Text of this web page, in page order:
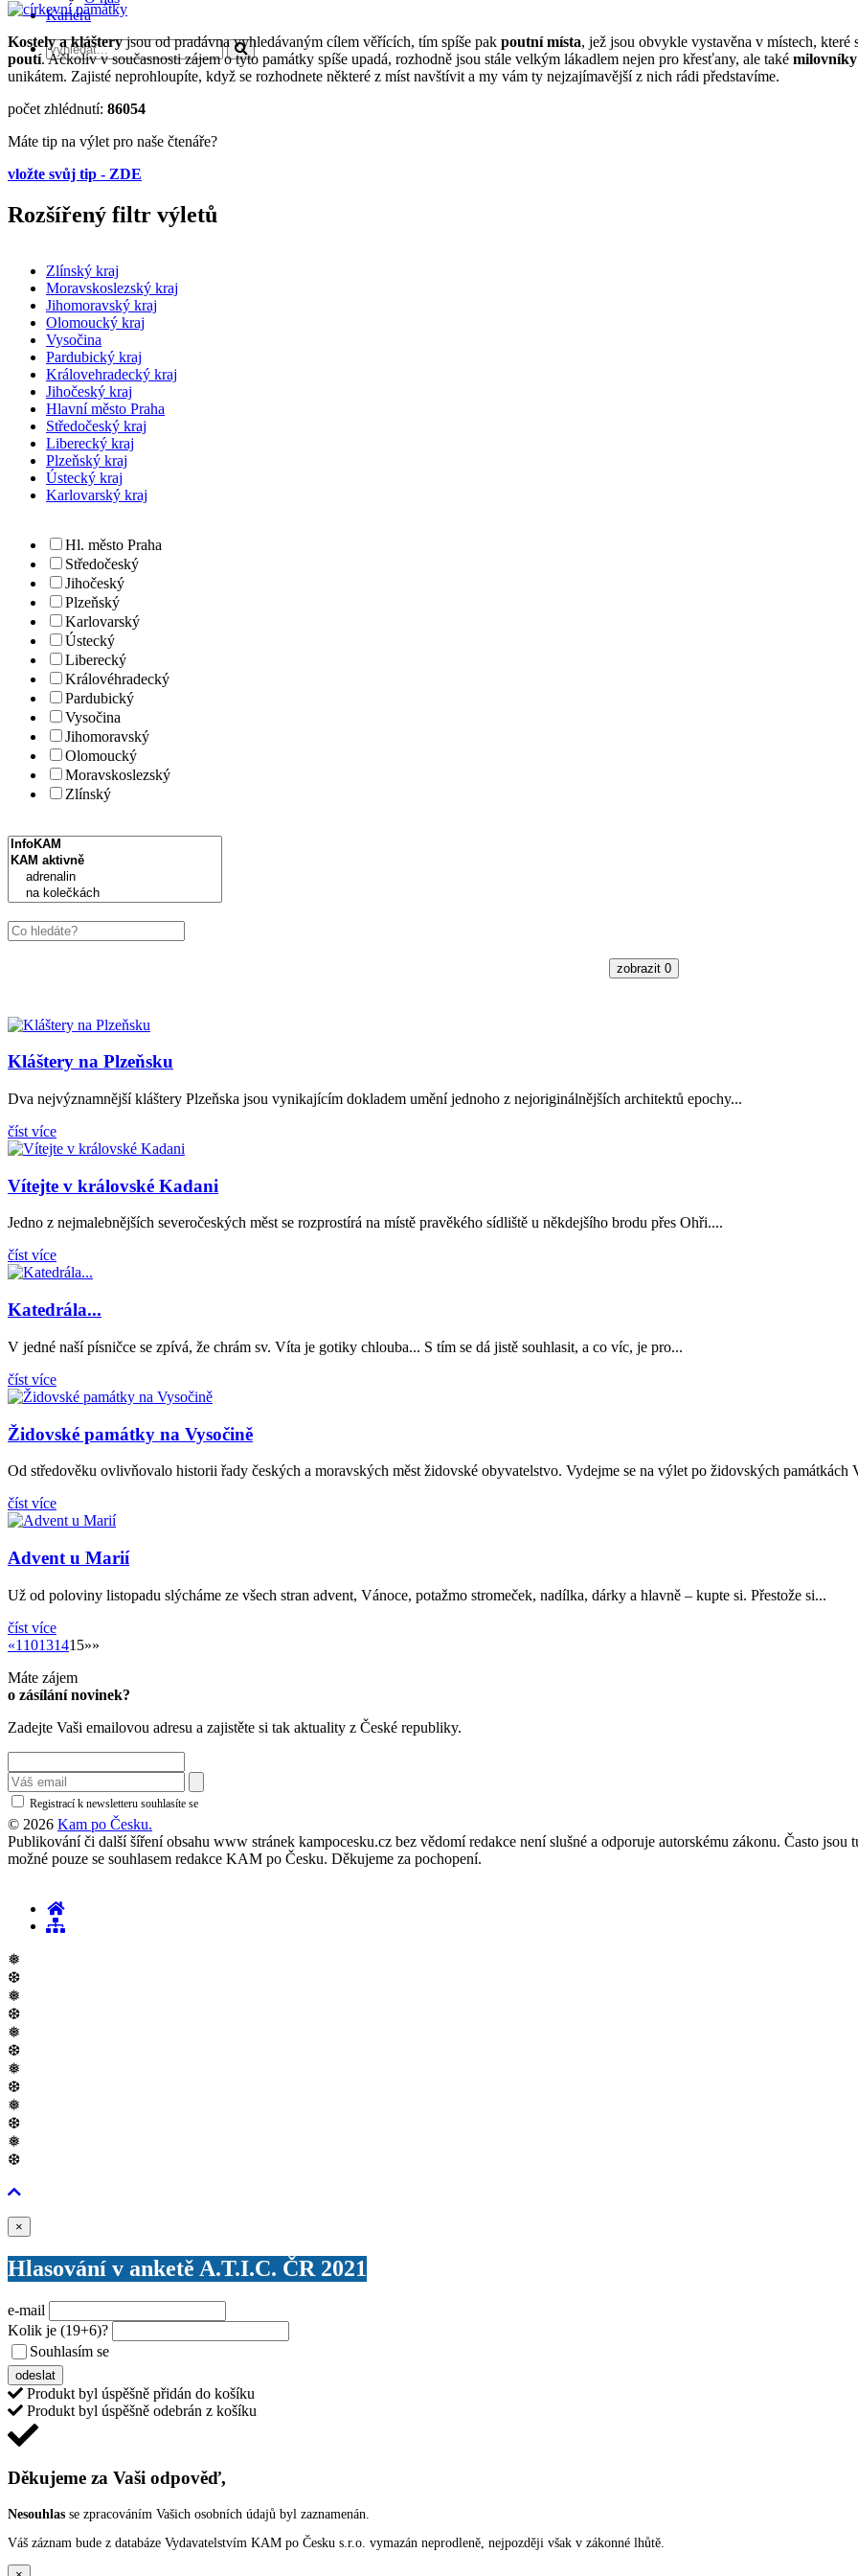
Kariéra
Kostely a klášteryjsou od pradávna vyhledávaným cílem věřících, tím spíše pak poutní místa, jež jsou obvykle vystavěna v místech,
poutí. Ačkoliv v současnosti zájem o tyto památky spíše upadá, rozhodně jsou stále velkým lákadlem nejen pro křesťany, ale také
unikátem. Zajisté neprohloupíte, když se rozhodnete některé z míst navštívit a my vám ty nejzajímavější z nich rádi představíme.
počet zhlédnutí: 86054
Máte tip na výlet pro naše čtenáře?
vložte svůj tip - ZDE
Rozšířený filtr výletů
Zlínský kraj
Moravskoslezský kraj
Jihomoravský kraj
Olomoucký kraj
Vysočina
Pardubický kraj
Královehradecký kraj
Jihočeský kraj
Hlavní město Praha
Středočeský kraj
Liberecký kraj
Plzeňský kraj
Ústecký kraj
Karlovarský kraj
Hl. město Praha
Středočeský
Jihočeský
Plzeňský
Karlovarský
Ústecký
Liberecký
Královéhradecký
Pardubický
Vysočina
Jihomoravský
Olomoucký
Moravskoslezský
Zlínský
zobrazit 0
Kláštery na Plzeňsku
Dva nejvýznamnější kláštery Plzeňska jsou vynikajícím dokladem umění jednoho z nejoriginálnějších architektů epochy...
číst více
Vítejte v královské Kadani
Jedno z nejmalebnějších severočeských měst se rozprostírá na místě pravěkého sídliště u někdejšího brodu přes Ohři....
číst více
Katedrála...
V jedné naší písničce se zpívá, že chrám sv. Víta je gotiky chlouba... S tím se dá jistě souhlasit, a co víc, je pro...
číst více
Židovské památky na Vysočině
Od středověku ovlivňovalo historii řady českých a moravských měst židovské obyvatelstvo. Vydejme se na výlet po židovských památkách
číst více
Advent u Marií
Už od poloviny listopadu slýcháme ze všech stran advent, Vánoce, potažmo stromeček, nadílka, dárky a hlavně – kupte si. Přestože si...
číst více
««1 10131415»»
Máte zájem
o zásílání novinek?
Zadejte Vaši emailovou adresu a zajistěte si tak aktuality z České republiky.
Registrací k newsletteru souhlasíte se
© 2026 Kam po Česku.
Publikování či další šíření obsahu www stránek kampocesku.cz bez vědomí redakce není slušné a odporuje autorskému zákonu. Často
možné pouze se souhlasem redakce KAM po Česku. Děkujeme za pochopení.
❅
❆
❅
❆
❅
❆
❅
❆
❅
❆
❅
❆
×
Hlasování v anketě A.T.I.C. ČR 2021
e-mail
Kolik je (19+6)?
Souhlasím se
odeslat
Produkt byl úspěšně přidán do košíku
Produkt byl úspěšně odebrán z košíku
Děkujeme za Vaši odpověď,
Nesouhlas se zpracováním Vašich osobních údajů byl zaznamenán.
Váš záznam bude z databáze Vydavatelstvím KAM po Česku s.r.o. vymazán neprodleně, nejpozději však v zákonné lhůtě.